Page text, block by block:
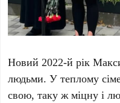
Новий 2022-й рік
людьми. У теплому
свою, таку ж міцну і